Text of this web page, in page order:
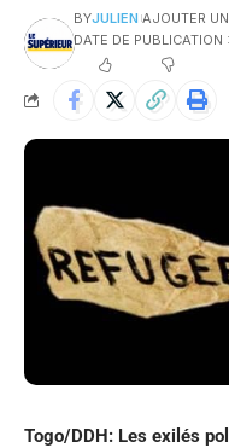
BYJULIEN AJOUTER
DATE DE
Togo/DDH: Les exilés